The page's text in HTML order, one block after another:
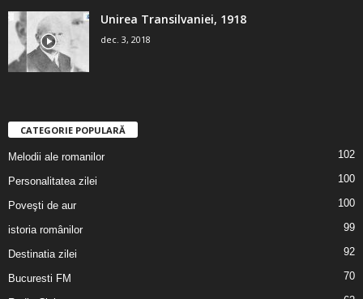
Unirea Transilvaniei, 1918
dec. 3, 2018
CATEGORIE POPULARĂ
Melodii ale romanilor 102
Personalitatea zilei 100
Poveşti de aur 100
istoria românilor 99
Destinatia zilei 92
Bucuresti FM 70